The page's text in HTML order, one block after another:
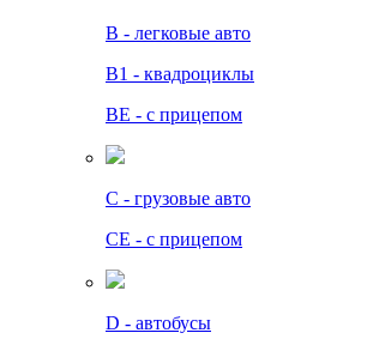
B - легковые авто
В1 - квадроциклы
BE - с прицепом
C - грузовые авто
СЕ - с прицепом
D - автобусы